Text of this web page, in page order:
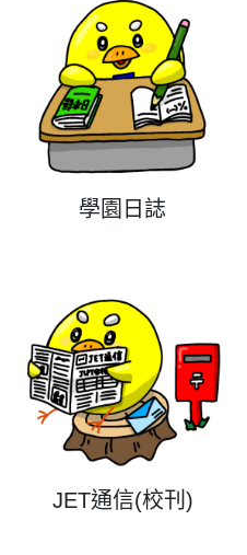
學園日誌
JET通信(校刊)